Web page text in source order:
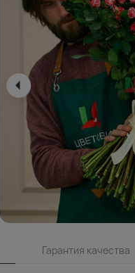
Гарантия качества